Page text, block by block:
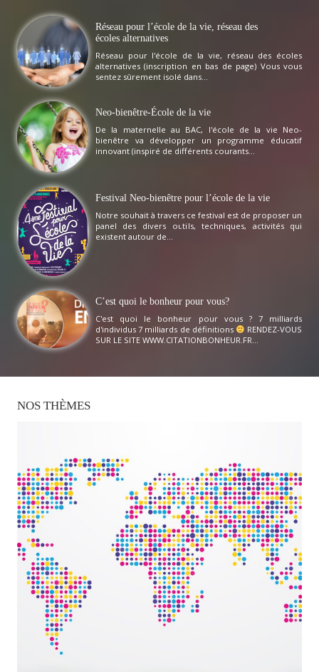
Réseau pour l’école de la vie, réseau des
écoles alternatives
Réseau pour l'école de la vie, réseau des écoles
alternatives (inscription en bas de page) Vous vous
sentez sûrement isolé dans...
Neo-bienêtre-École de la vie
De la maternelle au BAC, l'école de la vie Neo-
bienêtre va développer un programme éducatif
innovant (inspiré de différents courants...
Festival Neo-bienêtre pour l’école de la vie
Notre souhait à travers ce festival est de proposer un
panel des divers outils, techniques, activités qui
existent autour de...
C’est quoi le bonheur pour vous?
C'est quoi le bonheur pour vous ? 7 milliards
d'individus 7 milliards de définitions
RENDEZ-VOUS
SUR LE SITE WWW.CITATIONBONHEUR.FR...
NOS THÈMES